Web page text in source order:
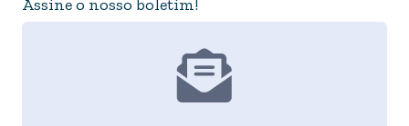
Assine o nosso boletim!